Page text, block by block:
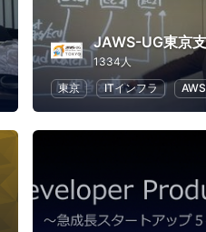
JAWS-UG東京
1334人
東京
ITインフラ AWS